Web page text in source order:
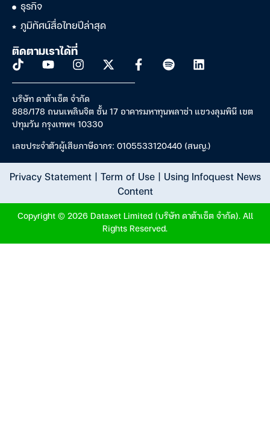
ธุรกิจ
ภูมิทัศน์สื่อไทยปีล่าสุด
ติดตามเราได้ที่
บริษัท ดาต้าเซ็ต จำกัด
888/178 ถนนเพลินจิต ชั้น 17 อาคารมหาทุนพลาซ่า แขวงลุมพินี เขต
ปทุมวัน กรุงเทพฯ 10330
เลขประจำตัวผู้เสียภาษีอากร: 0105533120440 (สนญ.)
Privacy Statement| Term of Use| Using Infoquest News
Content
Copyright © 2026 Dataxet Limited (บริษัท ดาต้าเซ็ต จำกัด). All
Rights Reserved.